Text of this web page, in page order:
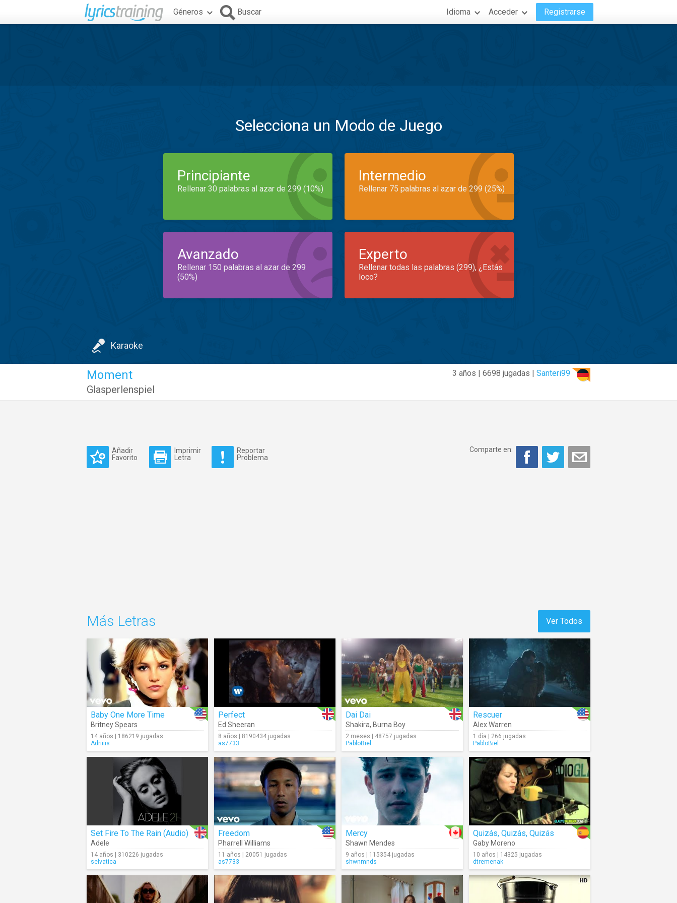
Géneros Buscar Idioma Acceder Registrarse
Selecciona un Modo de Juego
Principiante
Rellenar 30 palabras al azar de 299 (10%)
Intermedio
Rellenar 75 palabras al azar de 299 (25%)
Avanzado
Rellenar 150 palabras al azar de 299
(50%)
Experto
Rellenar todas las palabras (299), ¿Estás
loco?
Karaoke
3 años | 6698 jugadas | Santeri99
Moment
Glasperlenspiel
Añadir
Favorito
Imprimir
Letra
Reportar
Problema
Comparte en:
Ver Todos
Más Letras
Baby One More Time
Britney Spears
14 años | 186219 jugadas
Adriiiis
Perfect
Ed Sheeran
8 años | 8190434 jugadas
as7733
Dai Dai
Shakira, Burna Boy
2 meses | 48757 jugadas
PabloBiel
Rescuer
Alex Warren
1 día | 266 jugadas
PabloBiel
Set Fire To The Rain (Audio)
Adele
14 años | 310226 jugadas
selvatica
Freedom
Pharrell Williams
11 años | 20051 jugadas
as7733
Mercy
Shawn Mendes
9 años | 115354 jugadas
shwnmnds
Quizás, Quizás, Quizás
Gaby Moreno
10 años | 14325 jugadas
dtremenak